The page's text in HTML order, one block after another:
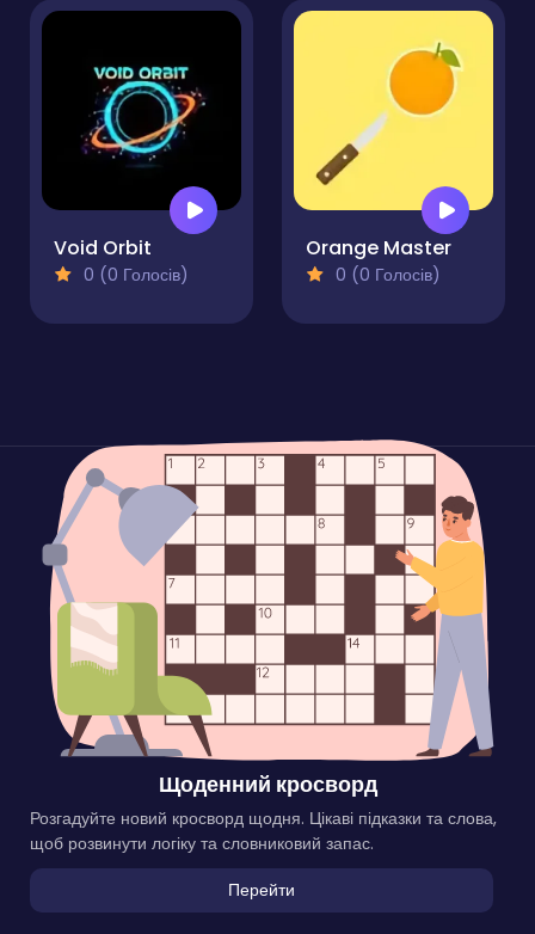
Void Orbit
0 (0 Голосів)
Orange Master
0 (0 Голосів)
Щоденний кросворд
Розгадуйте новий кросворд щодня. Цікаві підказки та слова,
щоб розвинути логіку та словниковий запас.
Перейти